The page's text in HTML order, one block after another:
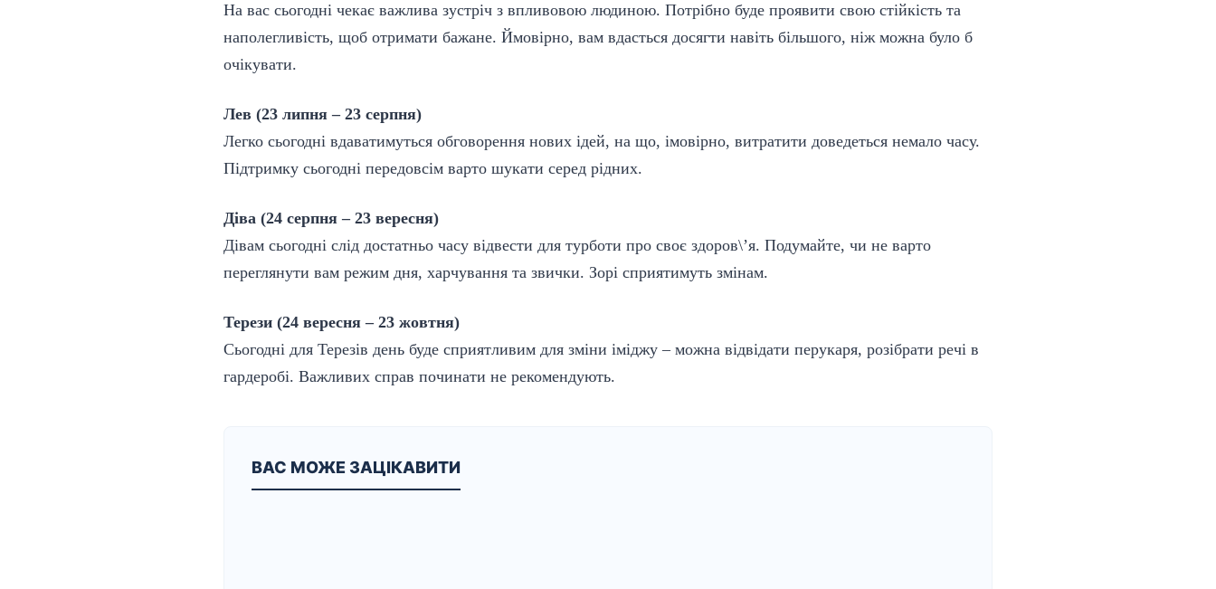
На вас сьогодні чекає важлива зустріч з впливовою людиною. Потрібно буде проявити свою стійкість та
наполегливість, щоб отримати бажане. Ймовірно, вам вдасться досягти навіть більшого, ніж можна було б
очікувати.
Лев (23 липня – 23 серпня)
Легко сьогодні вдаватимуться обговорення нових ідей, на що, імовірно, витратити доведеться немало часу.
Підтримку сьогодні передовсім варто шукати серед рідних.
Діва (24 серпня – 23 вересня)
Дівам сьогодні слід достатньо часу відвести для турботи про своє здоров\’я. Подумайте, чи не варто
переглянути вам режим дня, харчування та звички. Зорі сприятимуть змінам.
Терези (24 вересня – 23 жовтня)
Сьогодні для Терезів день буде сприятливим для зміни іміджу – можна відвідати перукаря, розібрати речі в
гардеробі. Важливих справ починати не рекомендують.
ВАС МОЖЕ ЗАЦІКАВИТИ